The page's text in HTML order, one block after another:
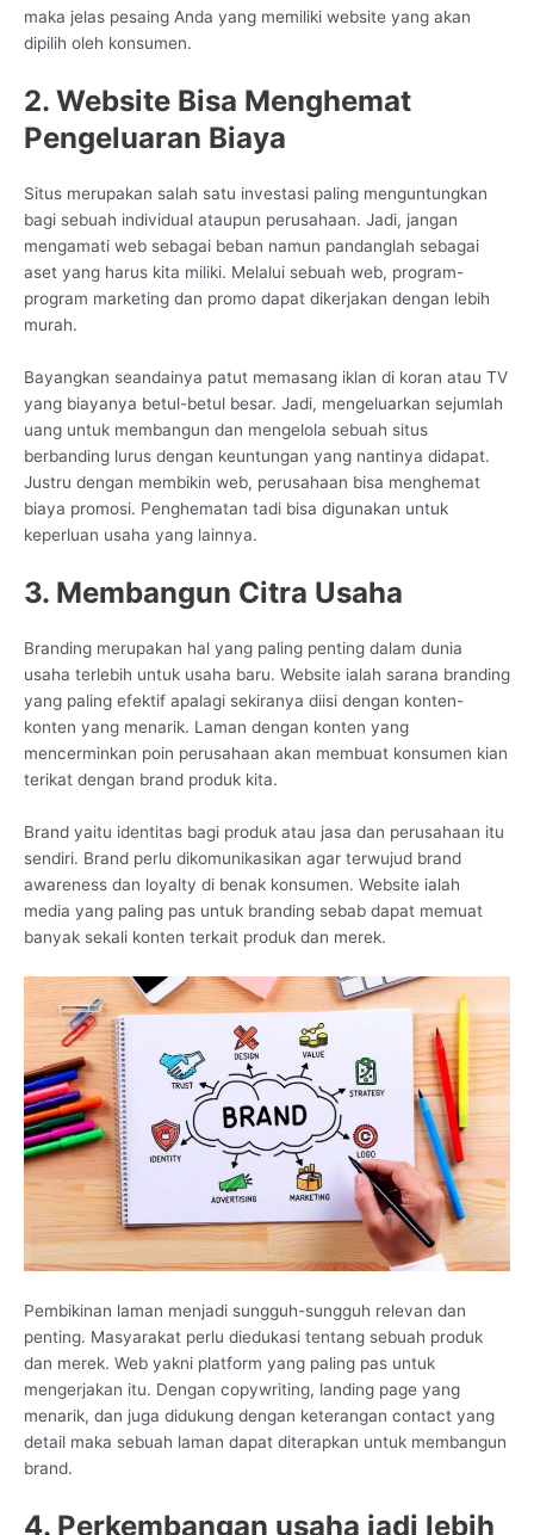
maka jelas pesaing Anda yang memiliki website yang akan
dipilih oleh konsumen.
2. Website Bisa Menghemat
Pengeluaran Biaya
Situs merupakan salah satu investasi paling menguntungkan
bagi sebuah individual ataupun perusahaan. Jadi, jangan
mengamati web sebagai beban namun pandanglah sebagai
aset yang harus kita miliki. Melalui sebuah web, program-
program marketing dan promo dapat dikerjakan dengan lebih
murah.
Bayangkan seandainya patut memasang iklan di koran atau TV
yang biayanya betul-betul besar. Jadi, mengeluarkan sejumlah
uang untuk membangun dan mengelola sebuah situs
berbanding lurus dengan keuntungan yang nantinya didapat.
Justru dengan membikin web, perusahaan bisa menghemat
biaya promosi. Penghematan tadi bisa digunakan untuk
keperluan usaha yang lainnya.
3. Membangun Citra Usaha
Branding merupakan hal yang paling penting dalam dunia
usaha terlebih untuk usaha baru. Website ialah sarana branding
yang paling efektif apalagi sekiranya diisi dengan konten-
konten yang menarik. Laman dengan konten yang
mencerminkan poin perusahaan akan membuat konsumen kian
terikat dengan brand produk kita.
Brand yaitu identitas bagi produk atau jasa dan perusahaan itu
sendiri. Brand perlu dikomunikasikan agar terwujud brand
awareness dan loyalty di benak konsumen. Website ialah
media yang paling pas untuk branding sebab dapat memuat
banyak sekali konten terkait produk dan merek.
Pembikinan laman menjadi sungguh-sungguh relevan dan
penting. Masyarakat perlu diedukasi tentang sebuah produk
dan merek. Web yakni platform yang paling pas untuk
mengerjakan itu. Dengan copywriting, landing page yang
menarik, dan juga didukung dengan keterangan contact yang
detail maka sebuah laman dapat diterapkan untuk membangun
brand.
4. Perkembangan usaha jadi lebih